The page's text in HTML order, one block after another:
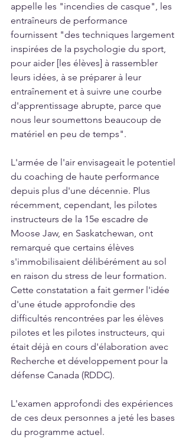
appelle les "incendies de casque", les
entraîneurs de performance
fournissent "des techniques largement
inspirées de la psychologie du sport,
pour aider [les élèves] à rassembler
leurs idées, à se préparer à leur
entraînement et à suivre une courbe
d'apprentissage abrupte, parce que
nous leur soumettons beaucoup de
matériel en peu de temps".
L'armée de l'air envisageait le potentiel
du coaching de haute performance
depuis plus d'une décennie. Plus
récemment, cependant, les pilotes
instructeurs de la 15e escadre de
Moose Jaw, en Saskatchewan, ont
remarqué que certains élèves
s'immobilisaient délibérément au sol
en raison du stress de leur formation.
Cette constatation a fait germer l'idée
d'une étude approfondie des
difficultés rencontrées par les élèves
pilotes et les pilotes instructeurs, qui
était déjà en cours d'élaboration avec
Recherche et développement pour la
défense Canada (RDDC).
L'examen approfondi des expériences
de ces deux personnes a jeté les bases
du programme actuel.